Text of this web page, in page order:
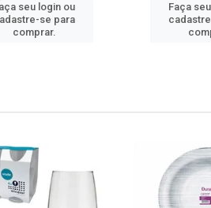
seu login ou
se para
comprar.
Faça